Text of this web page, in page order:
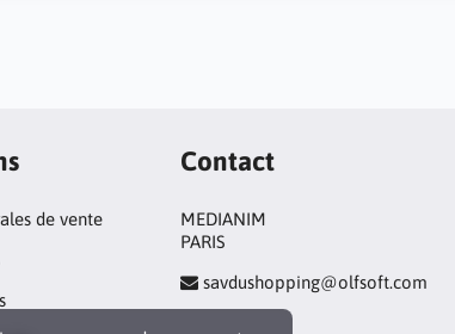
de vente
Contact
MEDIANIM
PARIS
savdushopping@olfsoft.com